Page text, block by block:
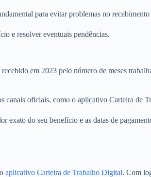
para evitar problemas no
e resolver eventuais pendências.
em 2023 pelo número de meses
canais oficiais, como o aplicativo Carteira
exato do seu benefício e as datas de
aplicativo Carteira de Trabalho Digital. Com